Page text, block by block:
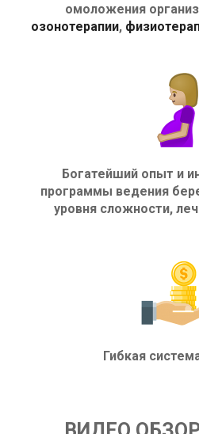
омоложения
озонотерапии,
Богатейший опыт и
программы ведения
уровня сложности,
Гибкая